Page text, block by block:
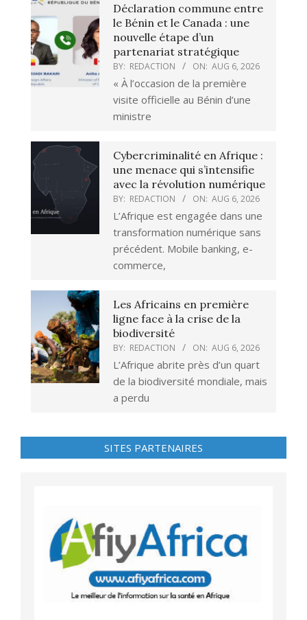
Déclaration commune entre
le Bénin et le Canada : une
nouvelle étape d’un
partenariat stratégique
BY: REDACTION ON: AUG 6, 2026
« À l’occasion de la première
visite officielle au Bénin d’une
ministre
Cybercriminalité en Afrique :
une menace qui s’intensifie
avec la révolution numérique
BY: REDACTION ON: AUG 6, 2026
L’Afrique est engagée dans une
transformation numérique sans
précédent. Mobile banking, e-
commerce,
Les Africains en première
ligne face à la crise de la
biodiversité
BY: REDACTION ON: AUG 6, 2026
L’Afrique abrite près d’un quart
de la biodiversité mondiale, mais
a perdu
SITES PARTENAIRES